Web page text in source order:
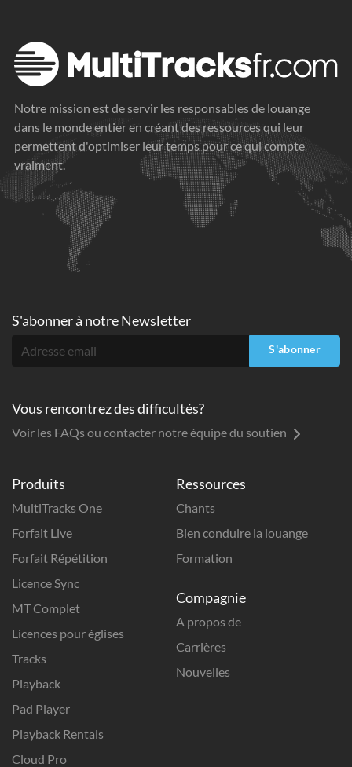
Notre mission est de servir les responsables de louange
dans le monde entier en créant des ressources qui leur
permettent d'optimiser leur temps pour ce qui compte
vraiment.
Produits
MultiTracks One
Forfait Live
Forfait Répétition
Licence Sync
MT Complet
Licences pour églises
Tracks
Playback
Pad Player
Playback Rentals
Cloud Pro
Ressources
Chants
Bien conduire la louange
Formation
Compagnie
A propos de
Carrières
Nouvelles
S'abonner à notre Newsletter
S'abonner
Vous rencontrez des difficultés?
Voir les FAQs ou contacter notre équipe du soutien